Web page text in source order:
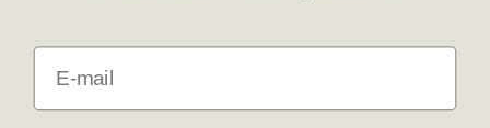
Få rabat som DKK medlem
E-mail